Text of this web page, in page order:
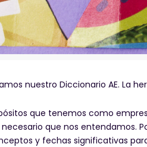
nuestro Diccionario AE. La
que tenemos como
que nos entendamos.
y fechas significativas